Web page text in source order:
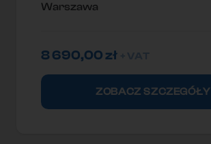
Warszawa
8 690,00zł
ZOBACZ SZCZEGÓŁY